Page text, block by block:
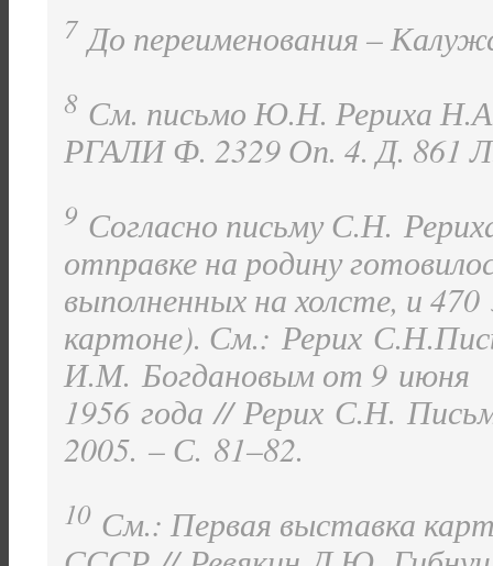
7До переименования –
8 См. письмо Ю.Н. Рериха
РГАЛИ Ф. 2329 Оп. 4. Д. 861
9 Согласно письму С.Н.
отправке на родину
выполненных на холсте, и
картоне). См.: Рерих С.Н.
И.М. Богдановым от 9 июня
1956 года //Рерих С.Н.
2005. – С. 81–82.
10См.: Первая выставка